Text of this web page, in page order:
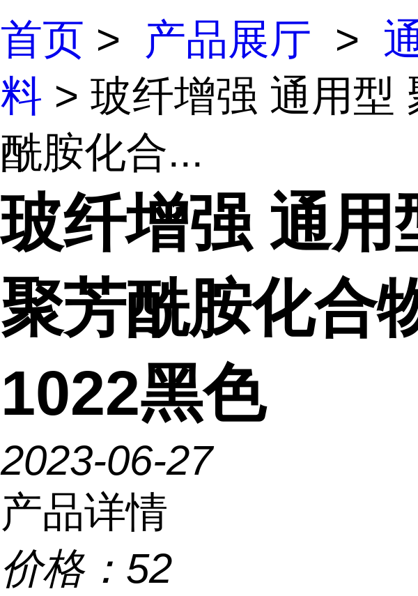
首页 > 产品展厅 >
料 > 玻纤增强 通用型
酰胺化合...
玻纤增强 通用
聚芳酰胺化合
1022黑色
2023-06-27
产品详情
价格： 52